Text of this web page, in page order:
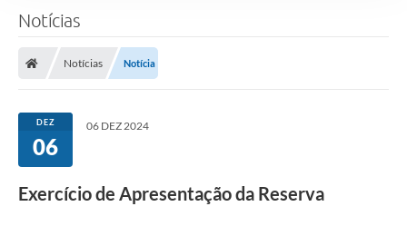
Notícias
Notícias Notícia
DEZ
06
06 DEZ 2024
Exercício de Apresentação da Reserva